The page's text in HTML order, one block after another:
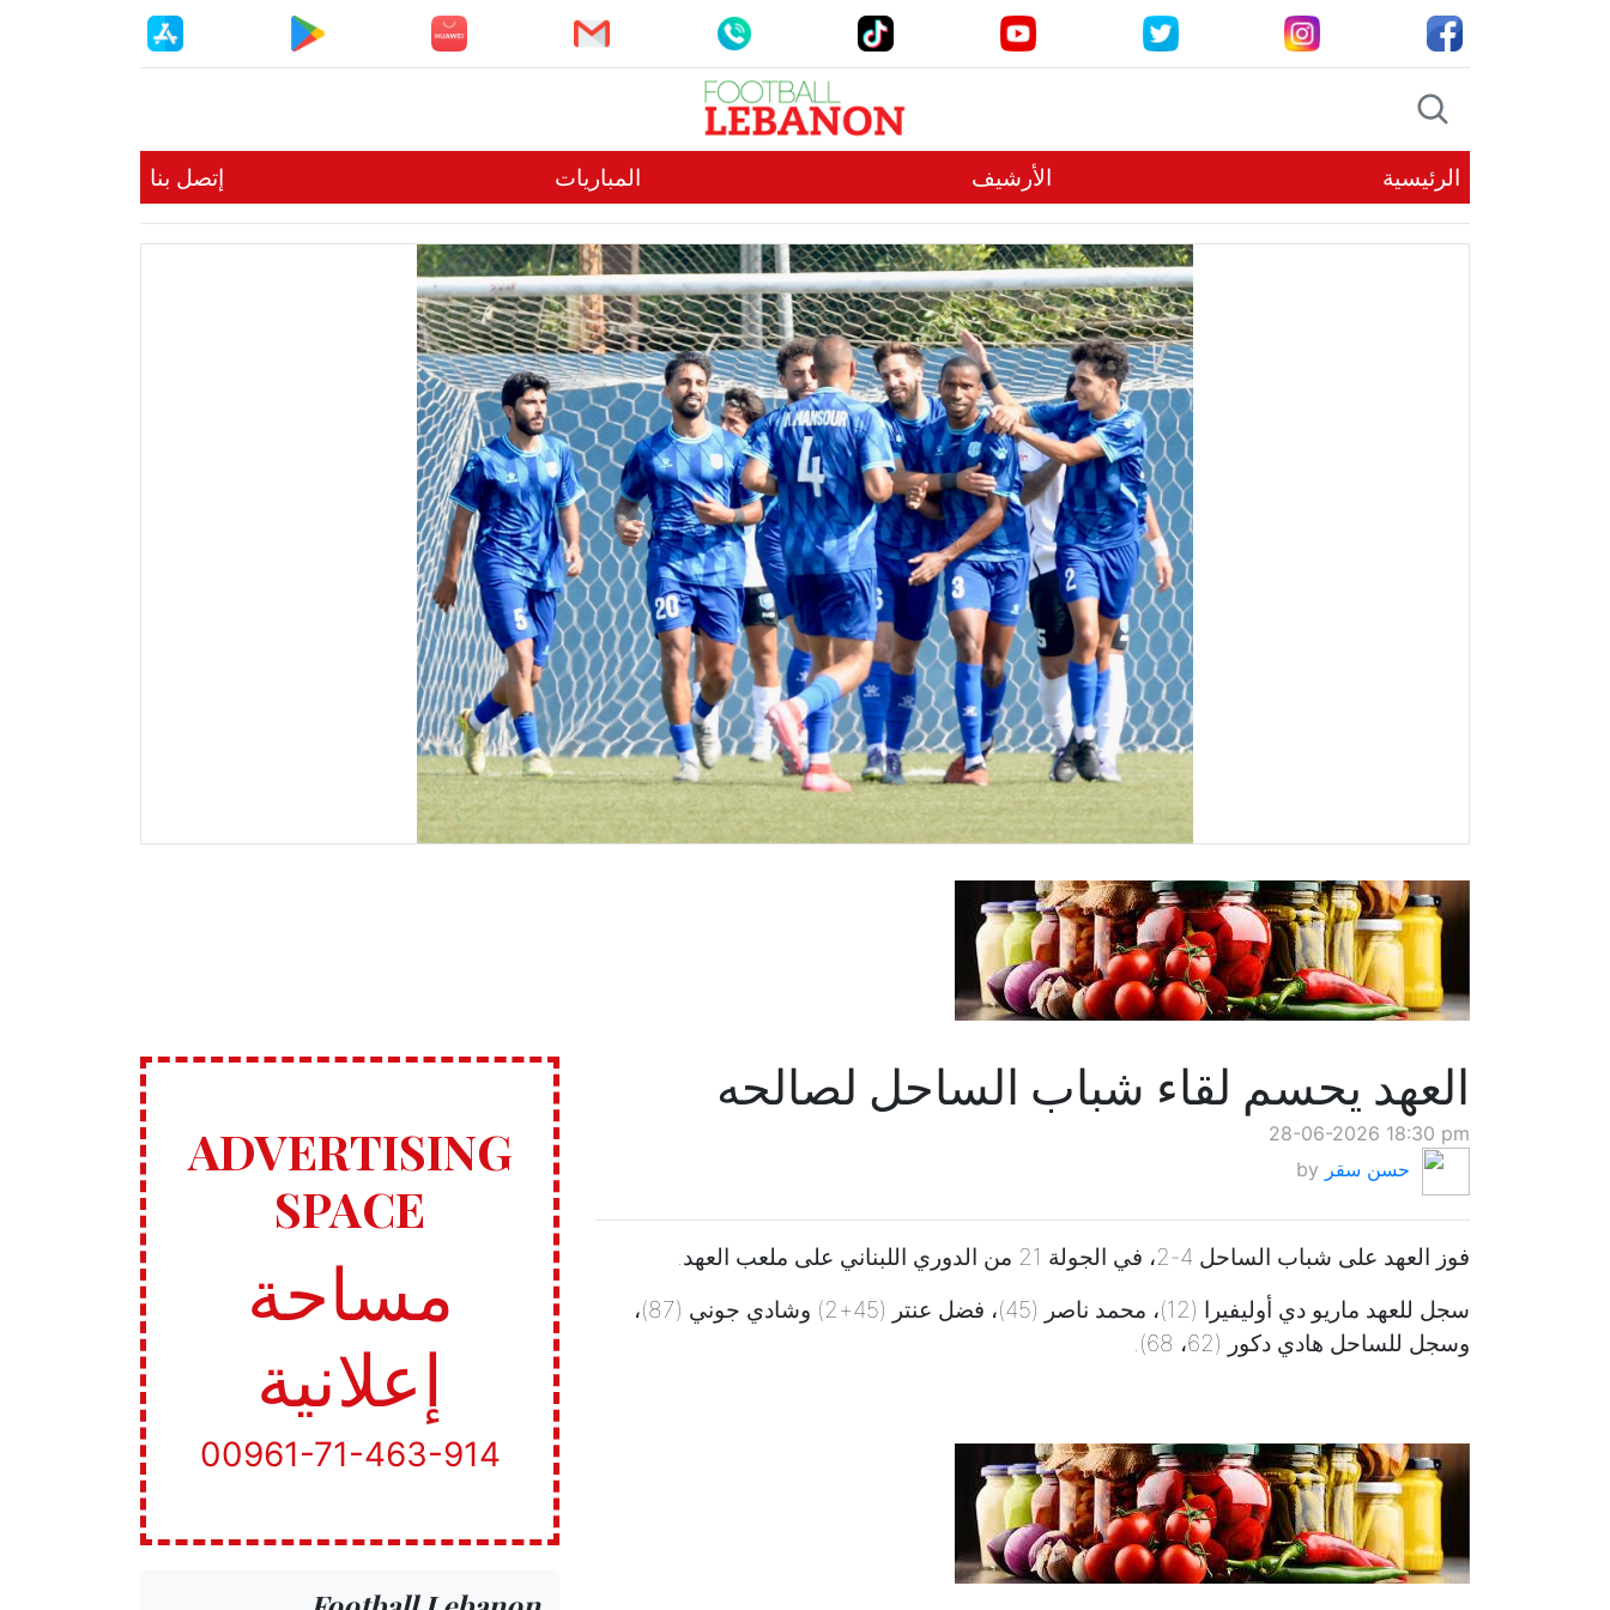
الرئيسية الأرشيف المباريات إتصل بنا
العهد يحسم لقاء شباب الساحل لصالحه
28-06-2026 18:30 pm
by حسن سقر
فوز العهد على شباب الساحل 4-2، في الجولة 21 من الدوري اللبناني على ملعب العهد.
سجل للعهد ماريو دي أوليفيرا (12)، محمد ناصر (45)، فضل عنتر (45+2) وشادي جوني (87)،
وسجل للساحل هادي دكور (62، 68).
ADVERTISING
SPACE
مساحة
إعلانية
00961-71-463-914